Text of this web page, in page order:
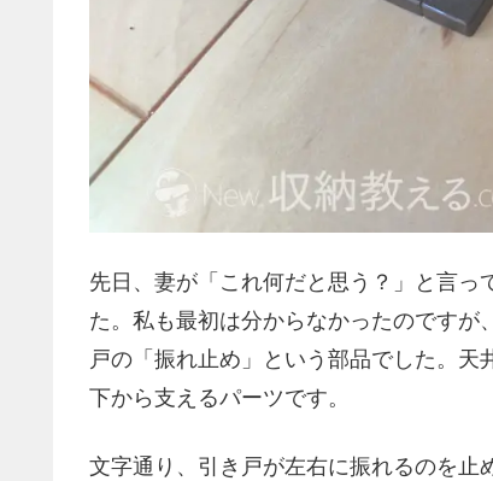
先日、妻が「これ何だと思う？」と言っ
た。私も最初は分からなかったのですが
戸の「振れ止め」という部品でした。
下から支えるパーツです。
文字通り、引き戸が左右に振れるのを止